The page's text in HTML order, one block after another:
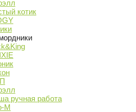
котик
ручная работа
M